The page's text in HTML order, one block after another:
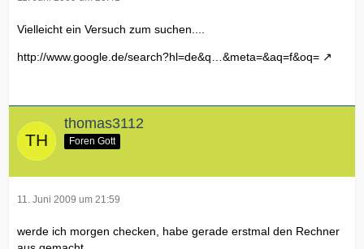
Vielleicht ein Versuch zum suchen....
http://www.google.de/search?hl=de&q…&meta=&aq=f&oq=
thomas3112
Foren Gott
11. Juni 2009 um 21:59
werde ich morgen checken, habe gerade erstmal den Rechner